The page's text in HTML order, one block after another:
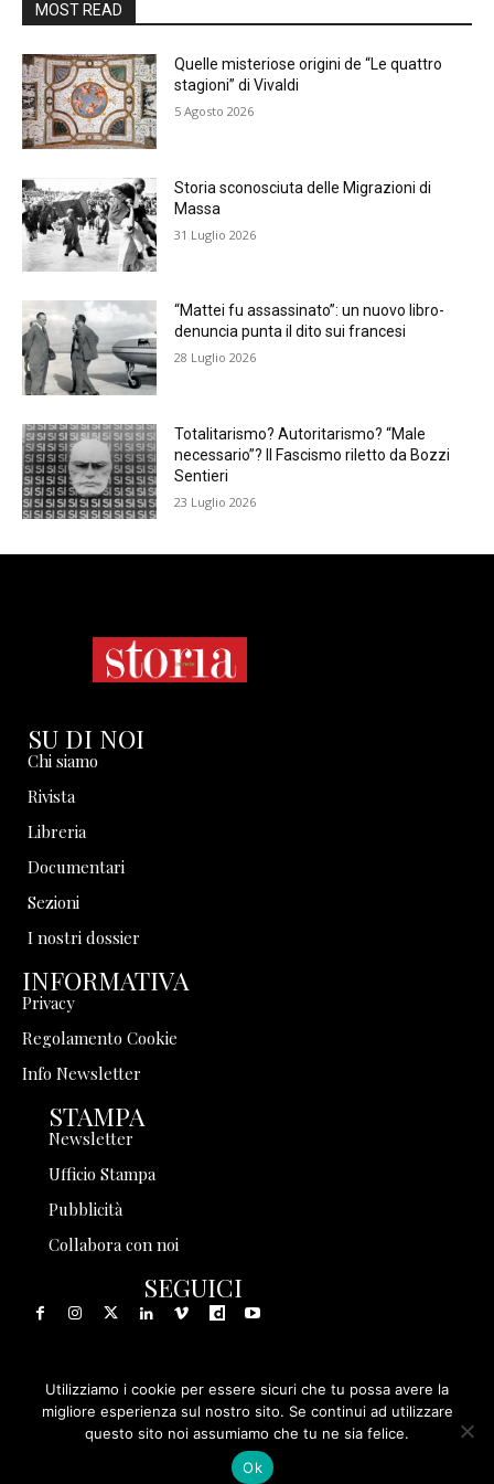
MOST READ
Quelle misteriose origini de “Le quattro
stagioni” di Vivaldi
5 Agosto 2026
Storia sconosciuta delle Migrazioni di
Massa
31 Luglio 2026
“Mattei fu assassinato”: un nuovo libro-
denuncia punta il dito sui francesi
28 Luglio 2026
Totalitarismo? Autoritarismo? “Male
necessario”? Il Fascismo riletto da Bozzi
Sentieri
23 Luglio 2026
SU DI NOI
Chi siamo
Rivista
Libreria
Documentari
Sezioni
I nostri dossier
INFORMATIVA
Privacy
Regolamento Cookie
Info Newsletter
STAMPA
Newsletter
Ufficio Stampa
Pubblicità
Collabora con noi
SEGUICI
© 1999 - 2025 Storia in Rete Srl - Tutti i diritti riservati - P.
IVA 08570971005
Utilizziamo i cookie per essere sicuri che tu possa avere la
migliore esperienza sul nostro sito. Se continui ad utilizzare
questo sito noi assumiamo che tu ne sia felice.
Ok